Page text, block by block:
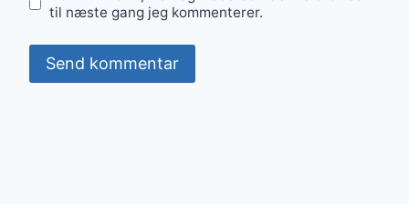
til næste gang jeg kommenterer.